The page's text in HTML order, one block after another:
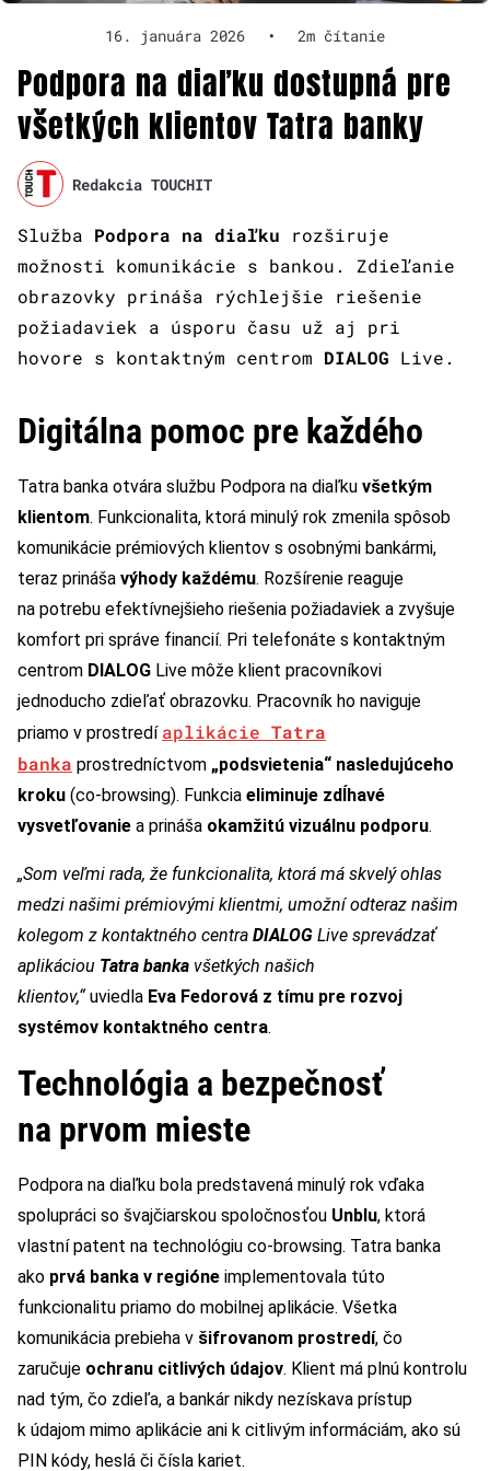
16. januára 2026 • 2m čítanie
Podpora na diaľku dostupná pre
všetkých klientov Tatra banky
Redakcia TOUCHIT
Služba Podpora na diaľku rozširuje
možnosti komunikácie s bankou. Zdieľanie
obrazovky prináša rýchlejšie riešenie
požiadaviek a úsporu času už aj pri
hovore s kontaktným centrom DIALOG Live.
Digitálna pomoc pre každého
Tatra banka otvára službu Podpora na diaľku všetkým
klientom. Funkcionalita, ktorá minulý rok zmenila spôsob
komunikácie prémiových klientov s osobnými bankármi,
teraz prináša výhody každému. Rozšírenie reaguje
na potrebu efektívnejšieho riešenia požiadaviek a zvyšuje
komfort pri správe financií. Pri telefonáte s kontaktným
centrom DIALOG Live môže klient pracovníkovi
jednoducho zdieľať obrazovku. Pracovník ho naviguje
priamo v prostredí aplikácie Tatra
banka prostredníctvom „podsvietenia“ nasledujúceho
kroku (co-browsing). Funkcia eliminuje zdĺhavé
vysvetľovanie a prináša okamžitú vizuálnu podporu.
„Som veľmi rada, že funkcionalita, ktorá má skvelý ohlas
medzi našimi prémiovými klientmi, umožní odteraz našim
kolegom z kontaktného centra DIALOG Live sprevádzať
aplikáciou Tatra banka všetkých našich
klientov,“uviedla Eva Fedorová z tímu pre rozvoj
systémov kontaktného centra.
Technológia a bezpečnosť
na prvom mieste
Podpora na diaľku bola predstavená minulý rok vďaka
spolupráci so švajčiarskou spoločnosťou Unblu, ktorá
vlastní patent na technológiu co-browsing. Tatra banka
ako prvá banka v regióne implementovala túto
funkcionalitu priamo do mobilnej aplikácie. Všetka
komunikácia prebieha v šifrovanom prostredí, čo
zaručuje ochranu citlivých údajov. Klient má plnú kontrolu
nad tým, čo zdieľa, a bankár nikdy nezískava prístup
k údajom mimo aplikácie ani k citlivým informáciám, ako sú
PIN kódy, heslá či čísla kariet.